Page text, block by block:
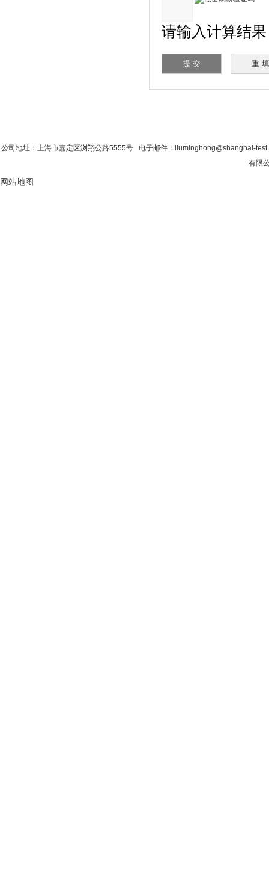
请输入计算结果
公司地址：上海市嘉定区浏翔公路5555号 电子邮件：liuminghong@shanghai-
有限
网站地图